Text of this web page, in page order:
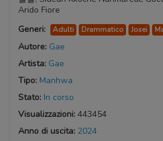
Arido Fiore
Generi:
Adulti Drammatico Josei
Autore: Gae
Artista: Gae
Tipo: Manhwa
Stato: In corso
Visualizzazioni: 443454
Anno di uscita: 2024